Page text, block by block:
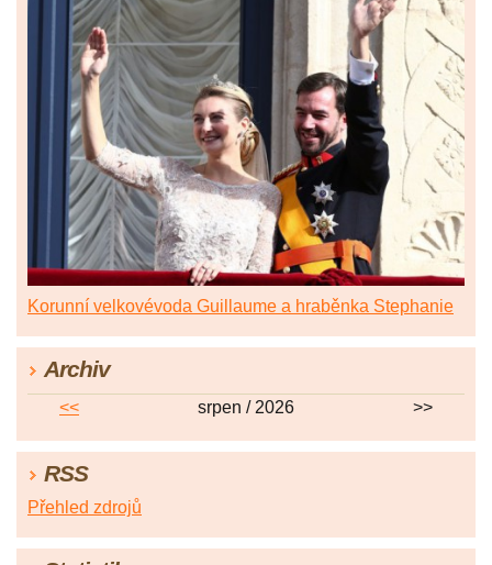
Korunní velkovévoda Guillaume a hraběnka Stephanie
Archiv
<< srpen / 2026 >>
RSS
Přehled zdrojů